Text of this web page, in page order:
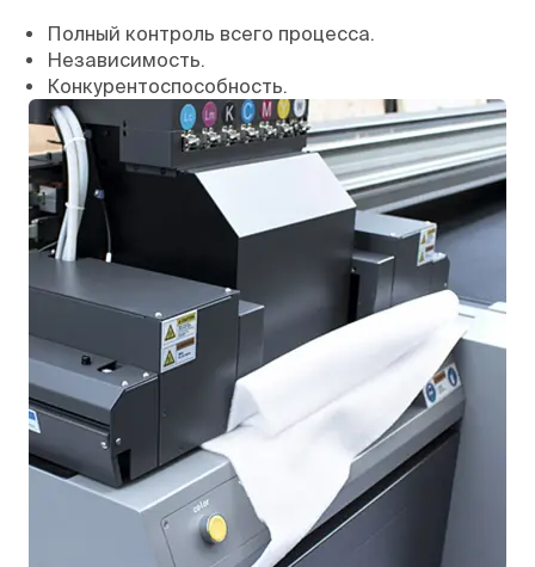
Полный контроль всего процесса.
Независимость.
Конкурентоспособность.